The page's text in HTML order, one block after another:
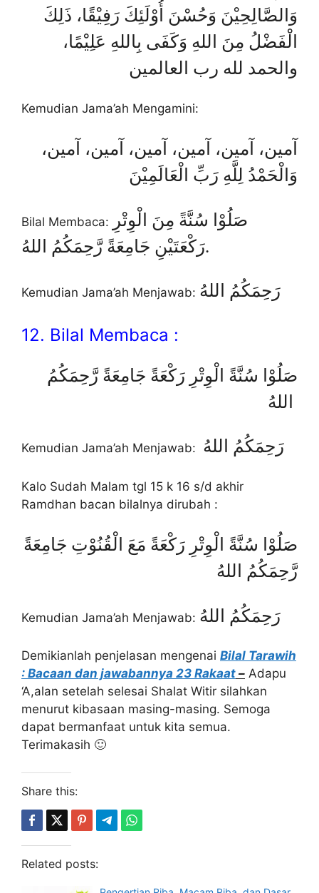
وَالصَّالِحِيْنَ وَحُسْنَ أُوْلَئِكَ رَفِيْقًا، ذَلِكَ
الْفَضْلُ مِنَ اللهِ وَكَفَى بِاللهِ عَلِيْمًا،
والحمد لله رب العالمين
Kemudian Jama’ah Mengamini:
آمين، آمين، آمين، آمين، آمين، آمين،
وَالْحَمْدُ لِلَّهِ رَبِّ الْعَالَمِيْنَ
Bilal Membaca:
صَلُوْا سُنَّةً مِنَ الْوِتْرِ
رَكْعَتَيْنِ جَامِعَةً رَّحِمَكُمُ اللهُ.
Kemudian Jama’ah Menjawab: رَحِمَكُمُ اللهُ
12. Bilal Membaca :
صَلُوْا سُنَّةً الْوِتْرِ رَكْعَةً جَامِعَةً رَّحِمَكُمُ
Kemudian Jama’ah Menjawab: رَحِمَكُمُ اللهُ
Kalo Sudah Malam tgl 15 k 16 s/d akhir
Ramdhan bacan bilalnya dirubah :
صَلُوْا سُنَّةً الْوِتْرِ رَكْعَةً مَعَ الْقُنُوْتِ جَامِعَةً
رَّحِمَكُمُ اللهُ
Kemudian Jama’ah Menjawab: رَحِمَكُمُ اللهُ
Demikianlah penjelasan mengenai Bilal Tarawih
: Bacaan dan jawabannya 23 Rakaat – Adapu
‘A,alan setelah selesai Shalat Witir silahkan
menurut kibasaan masing-masing. Semoga
dapat bermanfaat untuk kita semua.
Terimakasih 🙂
Share this:
Related posts: